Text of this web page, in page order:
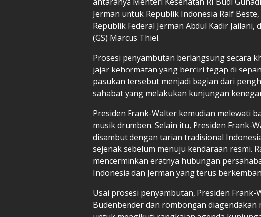
Jerman untuk Republik Indonesia Ralf
Republik Federal Jerman Abdul Kadir
(GS) Marcus Thiel.
Prosesi penyambutan berlangsung secara
jajar kehormatan yang berdiri tegap di
pasukan tersebut menjadi bagian dari
sahabat yang melakukan kunjungan
Presiden Frank-Walter kemudian melewati
musik drumben. Selain itu, Presiden Frank-
disambut dengan tarian tradisional
sejenak sebelum menuju kendaraan resmi.
mencerminkan eratnya hubungan
Indonesia dan Jerman yang terus
Usai prosesi penyambutan, Presiden
Büdenbender dan rombongan diagendakan